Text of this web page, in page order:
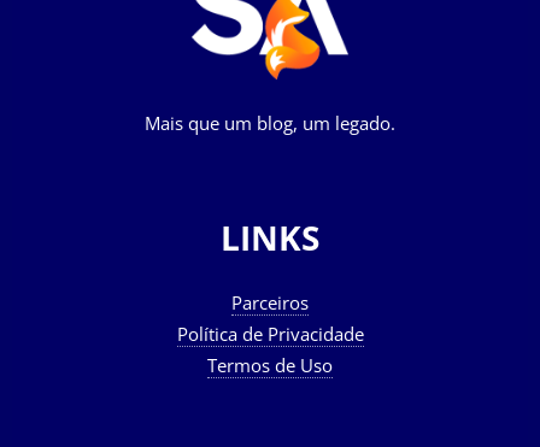
Mais que um blog, um legado.
LINKS
Parceiros
Política de Privacidade
Termos de Uso